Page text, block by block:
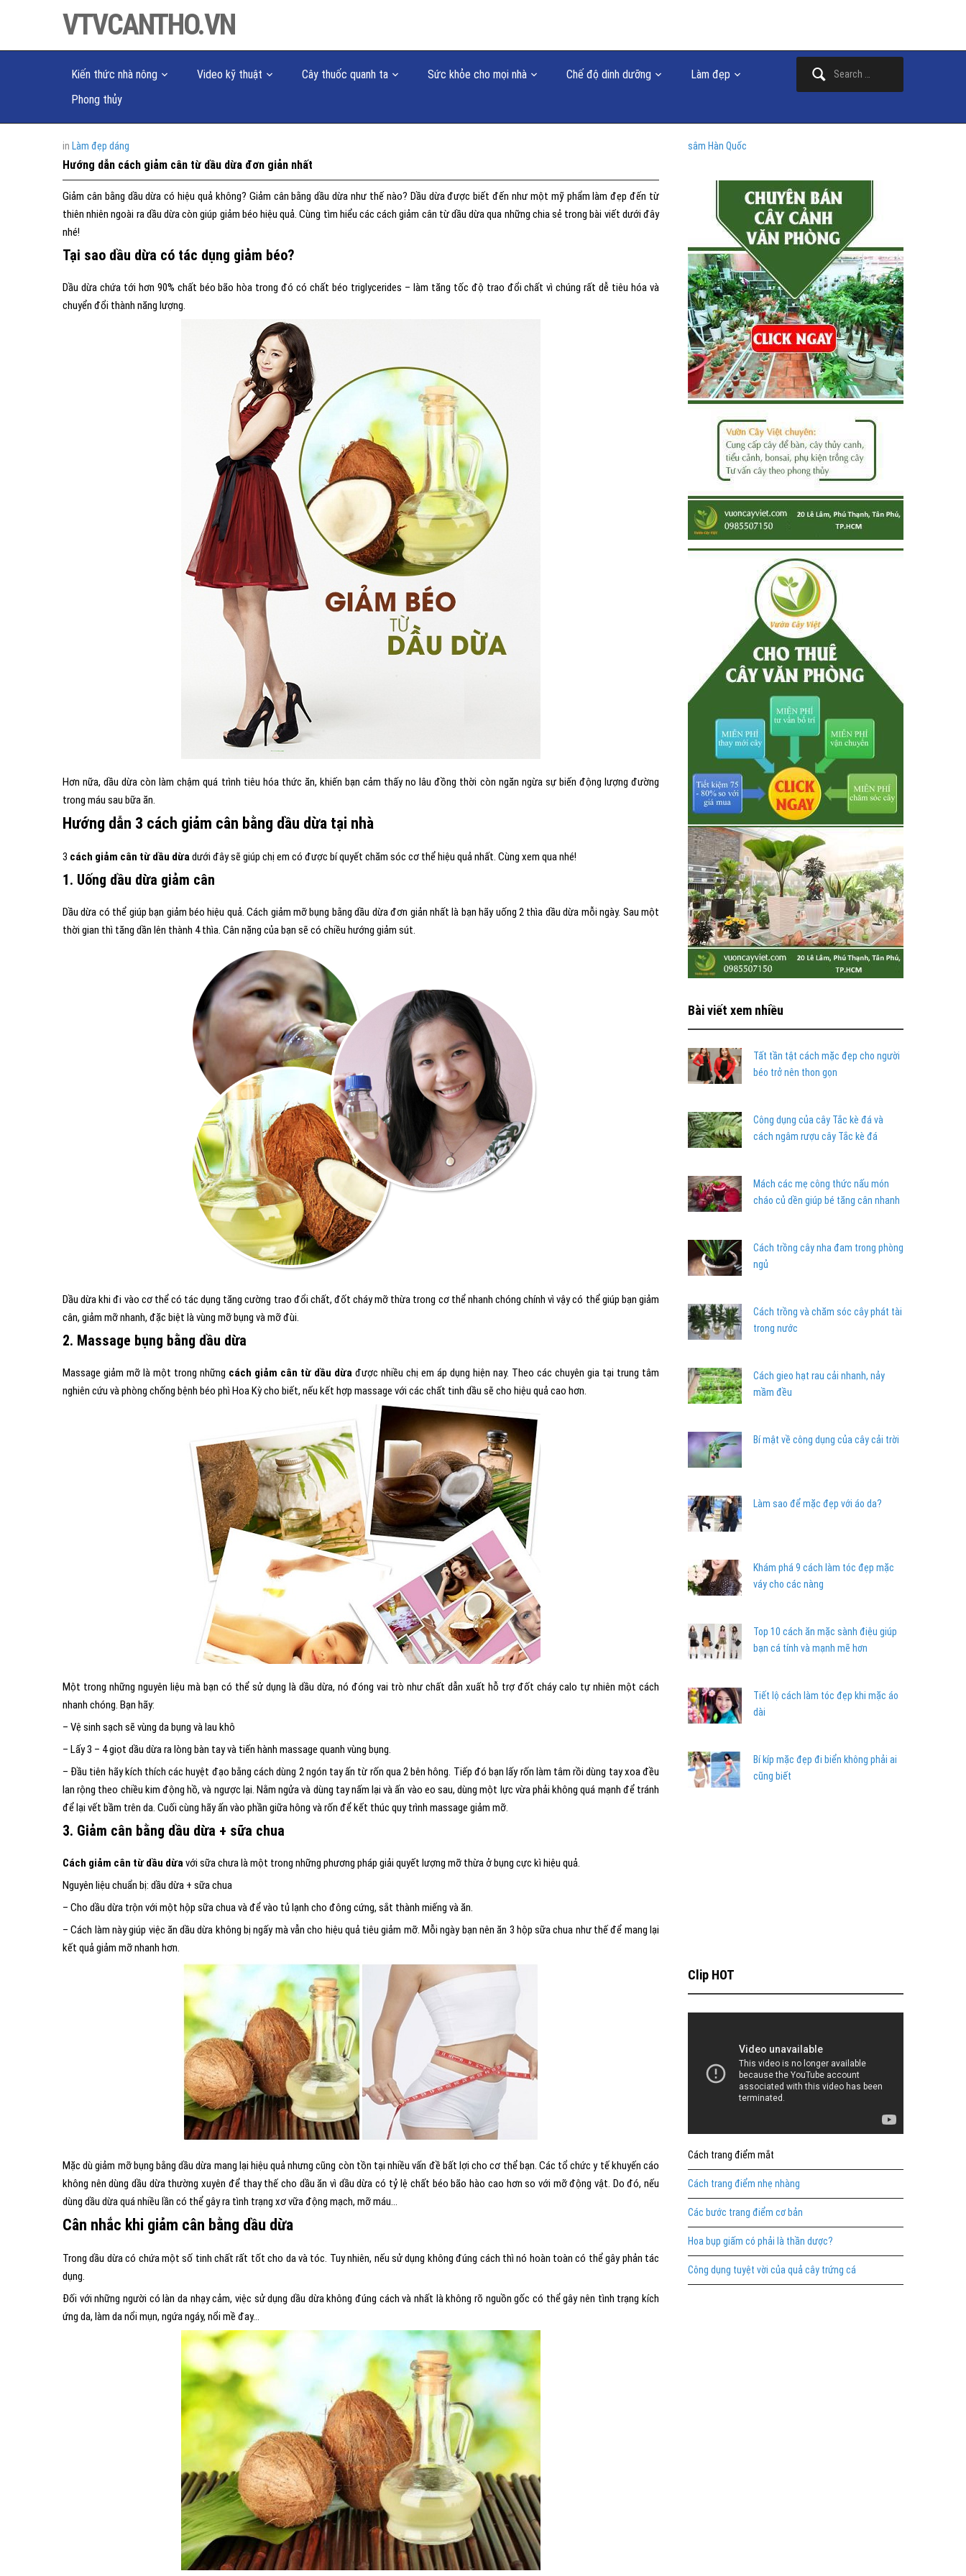
VTVCANTHO.VN
Kiến thức nhà nông Video kỹ thuật Cây thuốc quanh ta Sức khỏe cho mọi nhà Chế độ dinh dưỡng
Làm đẹp
Phong thủy
in Làm đẹp dáng
Hướng dẫn cách giảm cân từ dầu dừa đơn giản nhất
Giảm cân bằng dầu dừa có hiệu quả không? Giảm cân bằng dầu dừa như thế nào? Dầu dừa được biết đến như một mỹ phẩm làm đẹp đến từ
thiên nhiên ngoài ra dầu dừa còn giúp giảm béo hiệu quả. Cùng tìm hiểu các cách giảm cân từ dầu dừa qua những chia sẻ trong bài viết dưới đây
nhé!
Tại sao dầu dừa có tác dụng giảm béo?
Dầu dừa chứa tới hơn 90% chất béo bão hòa trong đó có chất béo triglycerides – làm tăng tốc độ trao đổi chất vì chúng rất dễ tiêu hóa và
chuyển đổi thành năng lượng.
Hơn nữa, dầu dừa còn làm chậm quá trình tiêu hóa thức ăn, khiến bạn cảm thấy no lâu đồng thời còn ngăn ngừa sự biến động lượng đường
trong máu sau bữa ăn.
Hướng dẫn 3 cách giảm cân bằng dầu dừa tại nhà
3 cách giảm cân từ dầu dừadưới đây sẽ giúp chị em có được bí quyết chăm sóc cơ thể hiệu quả nhất. Cùng xem qua nhé!
1. Uống dầu dừa giảm cân
Dầu dừa có thể giúp bạn giảm béo hiệu quả. Cách giảm mỡ bụng bằng dầu dừa đơn giản nhất là bạn hãy uống 2 thìa dầu dừa mỗi ngày. Sau một
thời gian thì tăng dần lên thành 4 thìa. Cân nặng của bạn sẽ có chiều hướng giảm sút.
Dầu dừa khi đi vào cơ thể có tác dụng tăng cường trao đổi chất, đốt cháy mỡ thừa trong cơ thể nhanh chóng chính vì vậy có thể giúp bạn giảm
cân, giảm mỡ nhanh, đặc biệt là vùng mỡ bụng và mỡ đùi.
2. Massage bụng bằng dầu dừa
Massage giảm mỡ là một trong những cách giảm cân từ dầu dừa được nhiều chị em áp dụng hiện nay. Theo các chuyên gia tại trung tâm
nghiên cứu và phòng chống bệnh béo phì Hoa Kỳ cho biết, nếu kết hợp massage với các chất tinh dầu sẽ cho hiệu quả cao hơn.
Một trong những nguyên liệu mà bạn có thể sử dụng là dầu dừa, nó đóng vai trò như chất dẫn xuất hỗ trợ đốt cháy calo tự nhiên một cách
nhanh chóng. Bạn hãy:
– Vệ sinh sạch sẽ vùng da bụng và lau khô
– Lấy 3 – 4 giọt dầu dừa ra lòng bàn tay và tiến hành massage quanh vùng bụng.
– Đầu tiên hãy kích thích các huyệt đạo bằng cách dùng 2 ngón tay ấn từ rốn qua 2 bên hông. Tiếp đó bạn lấy rốn làm tâm rồi dùng tay xoa đều
lan rộng theo chiều kim động hồ, và ngược lại. Nằm ngửa và dùng tay nấm lại và ấn vào eo sau, dùng một lực vừa phải không quá mạnh để tránh
để lại vết bầm trên da. Cuối cùng hãy ấn vào phần giữa hông và rốn để kết thúc quy trình massage giảm mỡ.
3. Giảm cân bằng dầu dừa + sữa chua
Cách giảm cân từ dầu dừavới sữa chưa là một trong những phương pháp giải quyết lượng mỡ thừa ở bụng cực kì hiệu quả.
Nguyên liệu chuẩn bị: dầu dừa + sữa chua
– Cho dầu dừa trộn với một hộp sữa chua và để vào tủ lạnh cho đông cứng, sắt thành miếng và ăn.
– Cách làm này giúp việc ăn dầu dừa không bị ngấy mà vẫn cho hiệu quả tiêu giảm mỡ. Mỗi ngày bạn nên ăn 3 hộp sữa chua như thế để mang lại
kết quả giảm mỡ nhanh hơn.
Mặc dù giảm mỡ bụng bằng dầu dừa mang lại hiệu quả nhưng cũng còn tồn tại nhiều vấn đề bất lợi cho cơ thể bạn. Các tổ chức y tế khuyến cáo
không nên dùng dầu dừa thường xuyên để thay thế cho dầu ăn vì dầu dừa có tỷ lệ chất béo bão hào cao hơn so với mỡ động vật. Do đó, nếu
dùng dầu dừa quá nhiều lần có thể gây ra tình trạng xơ vữa động mạch, mỡ máu…
Cân nhắc khi giảm cân bằng dầu dừa
Trong dầu dừa có chứa một số tinh chất rất tốt cho da và tóc. Tuy nhiên, nếu sử dụng không đúng cách thì nó hoàn toàn có thể gây phản tác
dụng.
Đối với những người có làn da nhạy cảm, việc sử dụng dầu dừa không đúng cách và nhất là không rõ nguồn gốc có thể gây nên tình trạng kích
ứng da, làm da nổi mụn, ngứa ngáy, nổi mề đay…
sâm Hàn Quốc
Bài viết xem nhiều
Tất tần tật cách mặc đẹp cho người
béo trở nên thon gọn
Công dụng của cây Tắc kè đá và
cách ngâm rượu cây Tắc kè đá
Mách các mẹ công thức nấu món
cháo củ dền giúp bé tăng cân nhanh
Cách trồng cây nha đam trong phòng
ngủ
Cách trồng và chăm sóc cây phát tài
trong nước
Cách gieo hạt rau cải nhanh, nảy
mầm đều
Bí mật về công dụng của cây cải trời
Làm sao để mặc đẹp với áo da?
Khám phá 9 cách làm tóc đẹp mặc
váy cho các nàng
Top 10 cách ăn mặc sành điệu giúp
bạn cá tính và mạnh mẽ hơn
Tiết lộ cách làm tóc đẹp khi mặc áo
dài
Bí kíp mặc đẹp đi biển không phải ai
cũng biết
Clip HOT
Cách trang điểm mắt
Cách trang điểm nhẹ nhàng
Các bước trang điểm cơ bản
Hoa bụp giấm có phải là thần dược?
Công dụng tuyệt vời của quả cây trứng cá